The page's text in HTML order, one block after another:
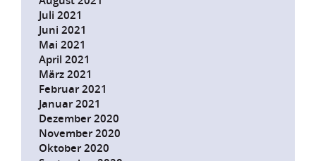
Juli 2021
Juni 2021
Mai 2021
April 2021
März 2021
Februar 2021
Januar 2021
Dezember 2020
November 2020
Oktober 2020